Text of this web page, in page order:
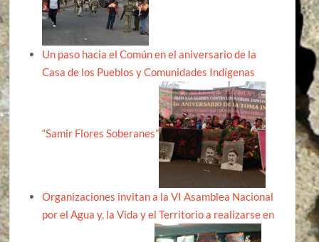
Un paso hacia el Común en el aniversario de la
Casa de los Pueblos y Comunidades Indígenas
“Samir Flores Soberanes”
Organizaciones invitan a la VI Asamblea Nacional
por el Agua y, la Vida y el Territorio a realizarse en